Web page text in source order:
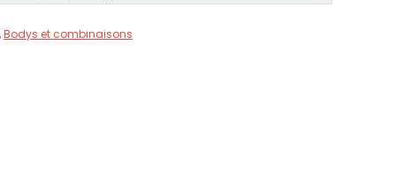
,Bodys et combinaisons